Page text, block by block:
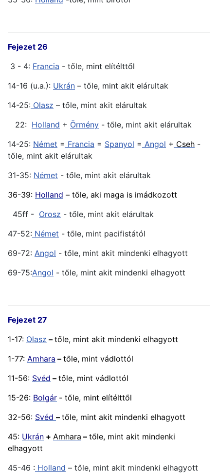
Fejezet 26
3 - 4: Francia - tőle, mint elítélttől
14-16 (u.a.): Ukrán – tőle, mint akit elárultak
14-25: Olasz – tőle, mint akit elárultak
22: Holland + Örmény - tőle, mint akit elárultak
14-25: Német = Francia = Spanyol = Angol + Cseh -
tőle, mint akit elárultak
31-35: Német - tőle, mint akit elárultak
36-39: Holland – tőle, aki maga is imádkozott
45ff - Orosz - tőle, mint akit elárultak
47-52: Német - tőle, mint pacifistától
69-72: Angol - tőle, mint akit mindenki elhagyott
69-75:Angol - tőle, mint akit mindenki elhagyott
Fejezet 27
1-17: Olasz – tőle, mint akit mindenki elhagyott
1-77: Amhara – tőle, mint vádlottól
11-56: Svéd – tőle, mint vádlottól
15-26: Bolgár - tőle, mint elítélttől
32-56: Svéd – tőle, mint akit mindenki elhagyott
45: Ukrán + Amhara – tőle, mint akit mindenki
elhagyott
45-46 : Holland – tőle, mint akit mindenki elhagyott